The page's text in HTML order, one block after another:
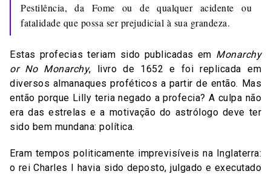
Pestilência, da Fome ou de qualquer acidente ou
fatalidade que possa ser prejudicial à sua grandeza.
Estas profecias teriam sido publicadas em Monarchy
or No Monarchy, livro de 1652 e foi replicada em
diversos almanaques proféticos a partir de então. Mas
então porque Lilly teria negado a profecia? A culpa não
era das estrelas e a motivação do astrólogo deve ter
sido bem mundana: política.
Eram tempos politicamente imprevisíveis na Inglaterra:
o rei Charles I havia sido deposto, julgado e executado